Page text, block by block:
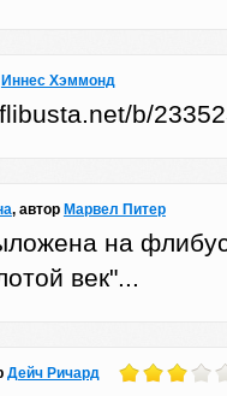
Иннес Хэммонд
b/
, автор Марвел Питер
на
век"...
Дейч Ричард